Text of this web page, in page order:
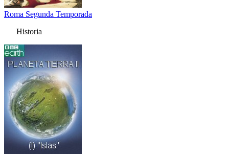
Roma Segunda Temporada
Historia